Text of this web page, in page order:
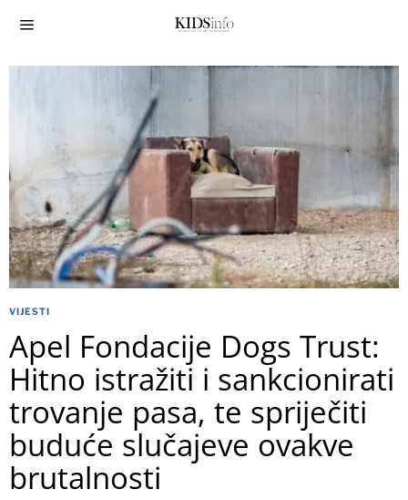
VIJESTI
Apel Fondacije Dogs Trust:
Hitno istražiti i sankcionirati
trovanje pasa, te spriječiti
buduće slučajeve ovakve
brutalnosti